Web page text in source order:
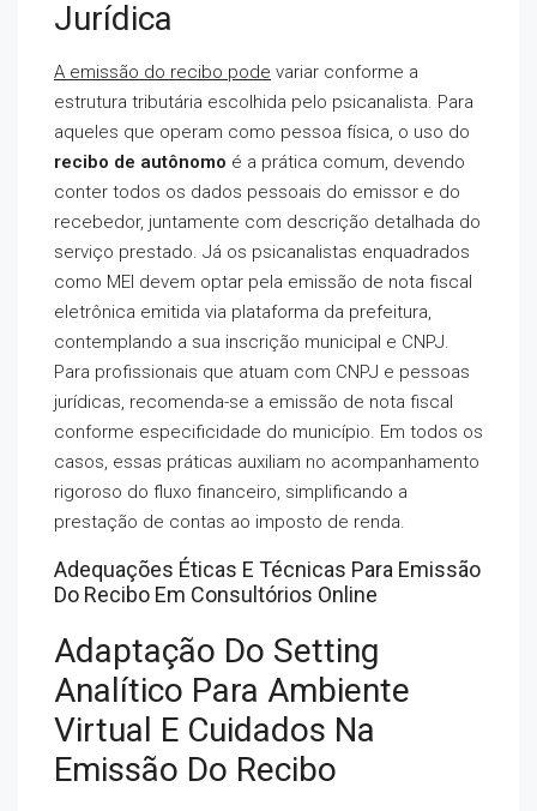
Jurídica
A emissão do recibo pode variar conforme a
estrutura tributária escolhida pelo psicanalista. Para
aqueles que operam como pessoa física, o uso do
recibo de autônomo é a prática comum, devendo
conter todos os dados pessoais do emissor e do
recebedor, juntamente com descrição detalhada do
serviço prestado. Já os psicanalistas enquadrados
como MEI devem optar pela emissão de nota fiscal
eletrônica emitida via plataforma da prefeitura,
contemplando a sua inscrição municipal e CNPJ.
Para profissionais que atuam com CNPJ e pessoas
jurídicas, recomenda-se a emissão de nota fiscal
conforme especificidade do município. Em todos os
casos, essas práticas auxiliam no acompanhamento
rigoroso do fluxo financeiro, simplificando a
prestação de contas ao imposto de renda.
Adequações Éticas E Técnicas Para Emissão
Do Recibo Em Consultórios Online
Adaptação Do Setting
Analítico Para Ambiente
Virtual E Cuidados Na
Emissão Do Recibo